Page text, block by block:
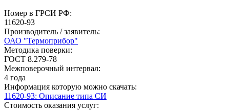
Номер в ГРСИ РФ:
11620-93
Производитель / заявитель:
ОАО "Термоприбор"
Методика поверки:
ГОСТ 8.279-78
Межповерочный интервал:
4 года
Информация которую можно скачать:
11620-93: Описание типа СИ
Стоимость оказания услуг: